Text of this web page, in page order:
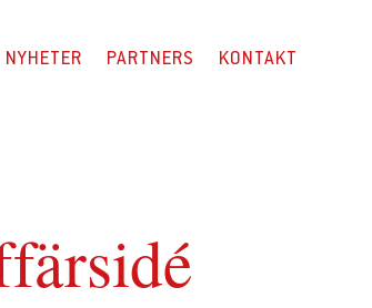
NYHETER PARTNERS KONTAKT